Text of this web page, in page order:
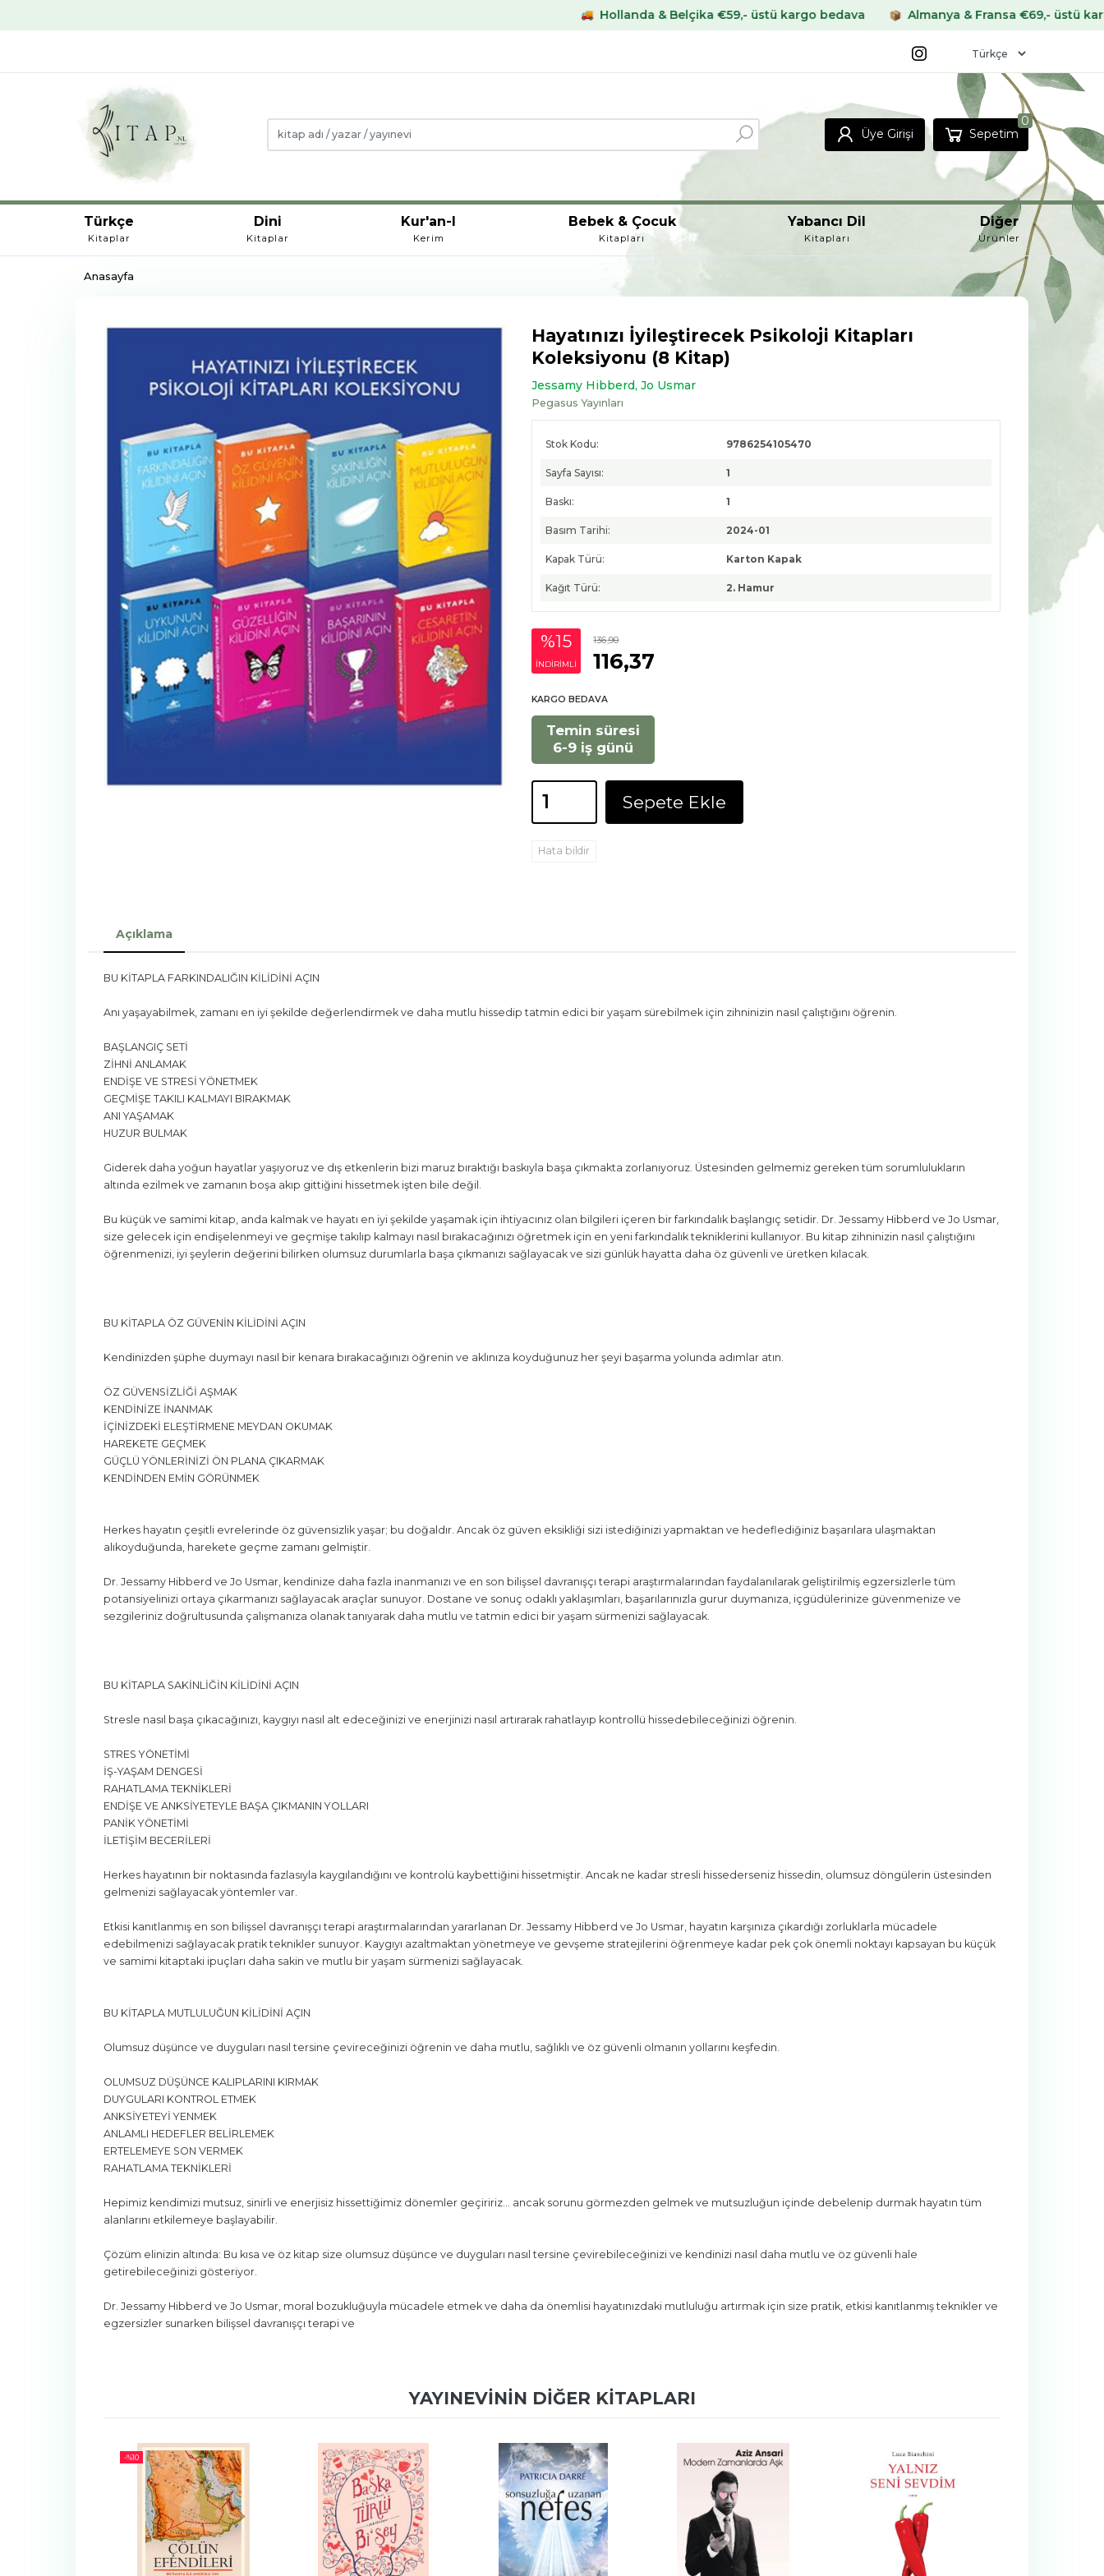
Hollanda & Belçika €59,- üstü kargo bedava Almanya & Fransa €69,- üstü kargo bedava
Üye Girişi Sepetim
0
Türkçe
Kitaplar
Dini
Kitaplar
Kur'an-I
Kerim
Bebek & Çocuk
Kitapları
Yabancı Dil
Kitapları
Diğer
Ürünler
Anasayfa
Hayatınızı İyileştirecek Psikoloji Kitapları
Koleksiyonu (8 Kitap)
Jessamy Hibberd,Jo Usmar
Pegasus Yayınları
Stok Kodu: 9786254105470
Sayfa Sayısı: 1
Baskı: 1
Basım Tarihi: 2024-01
Kapak Türü: Karton Kapak
Kağıt Türü: 2. Hamur
%15
INDIRIMLI
136,90
116,37
KARGO BEDAVA
Temin süresi
6-9 iş günü
Sepete Ekle
Hata bildir
Açıklama
BU KİTAPLA FARKINDALIĞIN KİLİDİNİ AÇIN
Anı yaşayabilmek, zamanı en iyi şekilde değerlendirmek ve daha mutlu hissedip tatmin edici bir yaşam sürebilmek için zihninizin nasıl çalıştığını öğrenin.
BAŞLANGIÇ SETİ
ZİHNİ ANLAMAK
ENDİŞE VE STRESİ YÖNETMEK
GEÇMİŞE TAKILI KALMAYI BIRAKMAK
ANI YAŞAMAK
HUZUR BULMAK
Giderek daha yoğun hayatlar yaşıyoruz ve dış etkenlerin bizi maruz bıraktığı baskıyla başa çıkmakta zorlanıyoruz. Üstesinden gelmemiz gereken tüm sorumlulukların
altında ezilmek ve zamanın boşa akıp gittiğini hissetmek işten bile değil.
Bu küçük ve samimi kitap, anda kalmak ve hayatı en iyi şekilde yaşamak için ihtiyacınız olan bilgileri içeren bir farkındalık başlangıç setidir. Dr. Jessamy Hibberd ve Jo Usmar,
size gelecek için endişelenmeyi ve geçmişe takılıp kalmayı nasıl bırakacağınızı öğretmek için en yeni farkındalık tekniklerini kullanıyor. Bu kitap zihninizin nasıl çalıştığını
öğrenmenizi, iyi şeylerin değerini bilirken olumsuz durumlarla başa çıkmanızı sağlayacak ve sizi günlük hayatta daha öz güvenli ve üretken kılacak.
BU KİTAPLA ÖZ GÜVENİN KİLİDİNİ AÇIN
Kendinizden şüphe duymayı nasıl bir kenara bırakacağınızı öğrenin ve aklınıza koyduğunuz her şeyi başarma yolunda adımlar atın.
ÖZ GÜVENSİZLİĞİ AŞMAK
KENDİNİZE İNANMAK
İÇİNİZDEKİ ELEŞTİRMENE MEYDAN OKUMAK
HAREKETE GEÇMEK
GÜÇLÜ YÖNLERİNİZİ ÖN PLANA ÇIKARMAK
KENDİNDEN EMİN GÖRÜNMEK
Herkes hayatın çeşitli evrelerinde öz güvensizlik yaşar; bu doğaldır. Ancak öz güven eksikliği sizi istediğinizi yapmaktan ve hedeflediğiniz başarılara ulaşmaktan
alıkoyduğunda, harekete geçme zamanı gelmiştir.
Dr. Jessamy Hibberd ve Jo Usmar, kendinize daha fazla inanmanızı ve en son bilişsel davranışçı terapi araştırmalarından faydalanılarak geliştirilmiş egzersizlerle tüm
potansiyelinizi ortaya çıkarmanızı sağlayacak araçlar sunuyor. Dostane ve sonuç odaklı yaklaşımları, başarılarınızla gurur duymanıza, içgüdülerinize güvenmenize ve
sezgileriniz doğrultusunda çalışmanıza olanak tanıyarak daha mutlu ve tatmin edici bir yaşam sürmenizi sağlayacak.
BU KİTAPLA SAKİNLİĞİN KİLİDİNİ AÇIN
Stresle nasıl başa çıkacağınızı, kaygıyı nasıl alt edeceğinizi ve enerjinizi nasıl artırarak rahatlayıp kontrollü hissedebileceğinizi öğrenin.
STRES YÖNETİMİ
İŞ-YAŞAM DENGESİ
RAHATLAMA TEKNİKLERİ
ENDİŞE VE ANKSİYETEYLE BAŞA ÇIKMANIN YOLLARI
PANİK YÖNETİMİ
İLETİŞİM BECERİLERİ
Herkes hayatının bir noktasında fazlasıyla kaygılandığını ve kontrolü kaybettiğini hissetmiştir. Ancak ne kadar stresli hissederseniz hissedin, olumsuz döngülerin üstesinden
gelmenizi sağlayacak yöntemler var.
Etkisi kanıtlanmış en son bilişsel davranışçı terapi araştırmalarından yararlanan Dr. Jessamy Hibberd ve Jo Usmar, hayatın karşınıza çıkardığı zorluklarla mücadele
edebilmenizi sağlayacak pratik teknikler sunuyor. Kaygıyı azaltmaktan yönetmeye ve gevşeme stratejilerini öğrenmeye kadar pek çok önemli noktayı kapsayan bu küçük
ve samimi kitaptaki ipuçları daha sakin ve mutlu bir yaşam sürmenizi sağlayacak.
BU KİTAPLA MUTLULUĞUN KİLİDİNİ AÇIN
Olumsuz düşünce ve duyguları nasıl tersine çevireceğinizi öğrenin ve daha mutlu, sağlıklı ve öz güvenli olmanın yollarını keşfedin.
OLUMSUZ DÜŞÜNCE KALIPLARINI KIRMAK
DUYGULARI KONTROL ETMEK
ANKSİYETEYİ YENMEK
ANLAMLI HEDEFLER BELİRLEMEK
ERTELEMEYE SON VERMEK
RAHATLAMA TEKNİKLERİ
Hepimiz kendimizi mutsuz, sinirli ve enerjisiz hissettiğimiz dönemler geçiririz… ancak sorunu görmezden gelmek ve mutsuzluğun içinde debelenip durmak hayatın tüm
alanlarını etkilemeye başlayabilir.
Çözüm elinizin altında: Bu kısa ve öz kitap size olumsuz düşünce ve duyguları nasıl tersine çevirebileceğinizi ve kendinizi nasıl daha mutlu ve öz güvenli hale
getirebileceğinizi gösteriyor.
Dr. Jessamy Hibberd ve Jo Usmar, moral bozukluğuyla mücadele etmek ve daha da önemlisi hayatınızdaki mutluluğu artırmak için size pratik, etkisi kanıtlanmış teknikler ve
egzersizler sunarken bilişsel davranışçı terapi ve
YAYINEVININ DIĞER KITAPLARI